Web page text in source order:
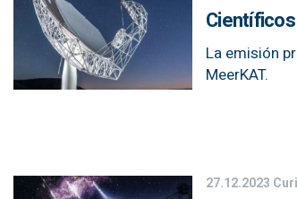
La emisión
MeerKAT.
27.12.2023